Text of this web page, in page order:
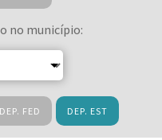
no município:
DEP. FED DEP. EST